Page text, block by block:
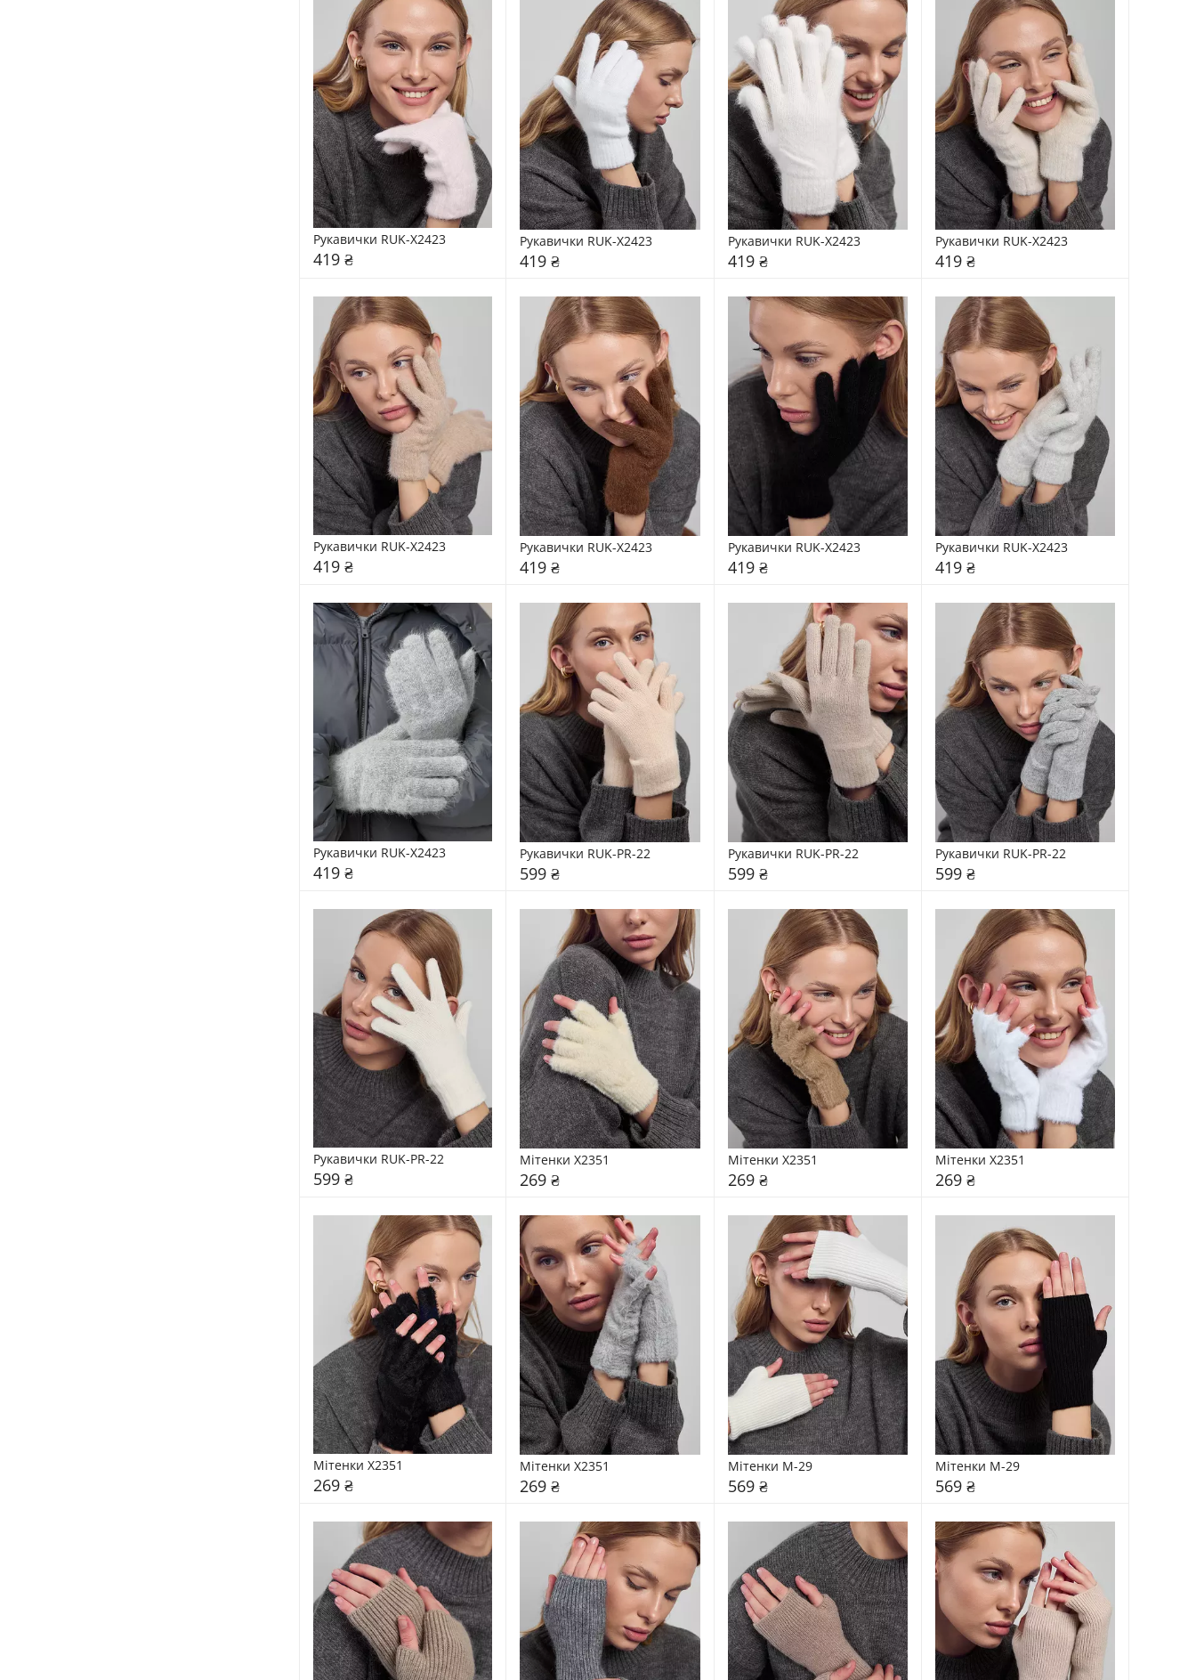
Рукавички RUK-X2423
419 ₴
Рукавички RUK-X2423
419 ₴
Рукавички RUK-X2423
419 ₴
Рукавички RUK-X2423
419 ₴
Рукавички RUK-X2423
419 ₴
Рукавички RUK-X2423
419 ₴
Рукавички RUK-X2423
419 ₴
Рукавички RUK-X2423
419 ₴
Рукавички RUK-X2423
419 ₴
Рукавички RUK-PR-22
599 ₴
Рукавички RUK-PR-22
599 ₴
Рукавички RUK-PR-22
599 ₴
Рукавички RUK-PR-22
599 ₴
Мітенки X2351
269 ₴
Мітенки X2351
269 ₴
Мітенки X2351
269 ₴
Мітенки X2351
269 ₴
Мітенки X2351
269 ₴
Мітенки М-29
569 ₴
Мітенки М-29
569 ₴